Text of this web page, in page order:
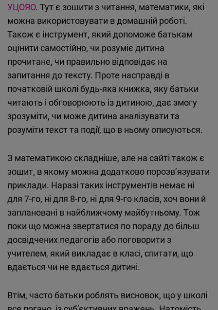
УЦОЯО. Тут є зошити з читання, математики, які
можна використовувати в домашній роботі.
Також є інструмент, який допоможе батькам
оцінити самостійно, чи розуміє дитина
прочитане, чи правильно відповідає на
запитання до тексту. Проте насправді в
початковій школі будь-яка книжка, яку батьки
читають і обговорюють із дитиною, дає змогу
зрозуміти, чи може дитина аналізувати та
розуміти текст та події, що в ньому описуються.
З математикою складніше, але на сайті також є
зошит, в якому можна додатково порозв’язувати
приклади. Наразі таких інструментів немає ні
для 7-го, ні для 8-го, ні для 9-го класів, хоч вони й
заплановані в найближчому майбутньому. Тож
поки що можна звертатися по пораду до більш
досвідчених педагогів або поговорити з
учителем, який викладає в класі, спитати, що
вдається чи не вдається дитині.
Втім, часто батьки роблять висновок, що у школі